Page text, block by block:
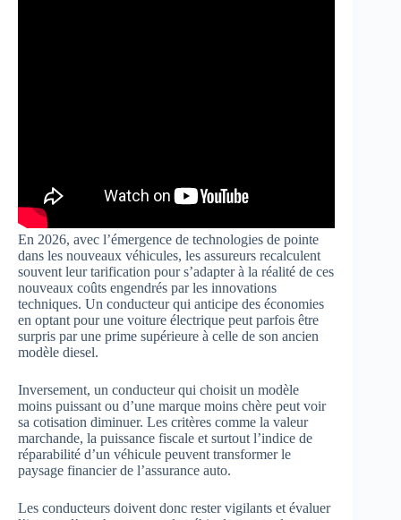
En 2026, avec l’émergence de technologies de pointe
dans les nouveaux véhicules, les assureurs recalculent
souvent leur tarification pour s’adapter à la réalité de ces
nouveaux coûts engendrés par les innovations
techniques. Un conducteur qui anticipe des économies
en optant pour une voiture électrique peut parfois être
surpris par une prime supérieure à celle de son ancien
modèle diesel.
Inversement, un conducteur qui choisit un modèle
moins puissant ou d’une marque moins chère peut voir
sa cotisation diminuer. Les critères comme la valeur
marchande, la puissance fiscale et surtout l’indice de
réparabilité d’un véhicule peuvent transformer le
paysage financier de l’assurance auto.
Les conducteurs doivent donc rester vigilants et évaluer